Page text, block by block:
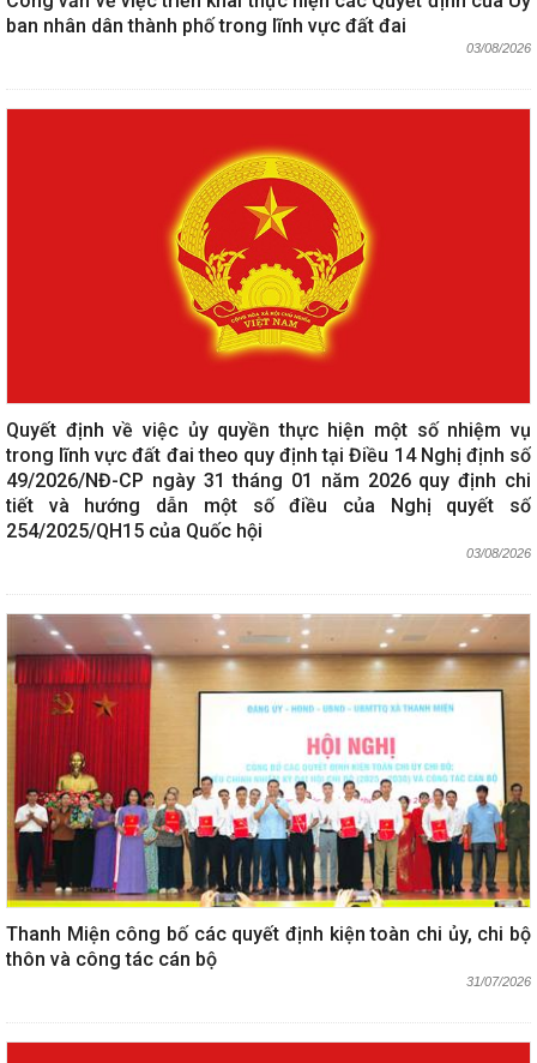
ban nhân dân thành phố trong lĩnh vực đất đai
03/08/2026
Quyết định về việc ủy quyền thực hiện một số nhiệm vụ
trong lĩnh vực đất đai theo quy định tại Điều 14 Nghị định số
49/2026/NĐ-CP ngày 31 tháng 01 năm 2026 quy định chi
tiết và hướng dẫn một số điều của Nghị quyết số
254/2025/QH15 của Quốc hội
03/08/2026
Thanh Miện công bố các quyết định kiện toàn chi ủy, chi bộ
thôn và công tác cán bộ
31/07/2026